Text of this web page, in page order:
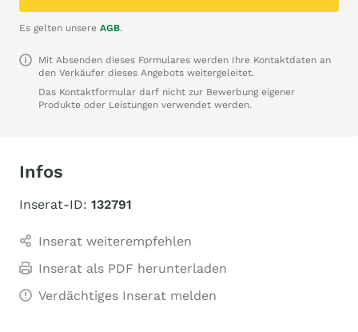
Es gelten unsere AGB.
Mit Absenden dieses Formulares werden Ihre Kontaktdaten an
den Verkäufer dieses Angebots weitergeleitet.
Das Kontaktformular darf nicht zur Bewerbung eigener
Produkte oder Leistungen verwendet werden.
Infos
Inserat-ID: 132791
Inserat weiterempfehlen
Inserat als PDF herunterladen
Verdächtiges Inserat melden